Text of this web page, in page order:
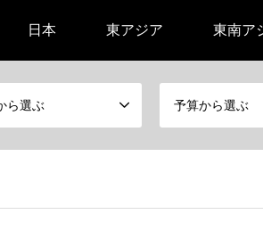
日本 東アジア 東南ア
ら選ぶ 予算から選ぶ